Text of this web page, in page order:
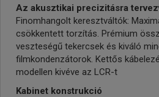
Az akusztikai precizitásra
Finomhangolt keresztváltók:
csökkentett torzítás. Prémium
veszteségű tekercsek és kiváló
filmkondenzátorok. Kettős
modellen kivéve az LCR-t
Kabinet konstrukció